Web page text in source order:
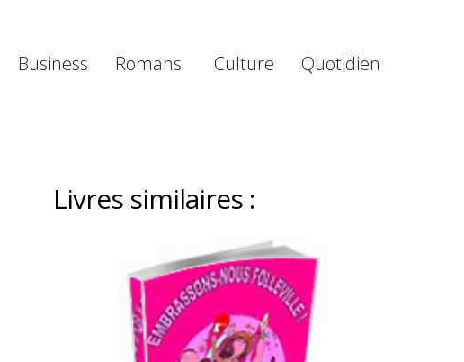
Business Romans Culture Quotidien
Livres similaires :